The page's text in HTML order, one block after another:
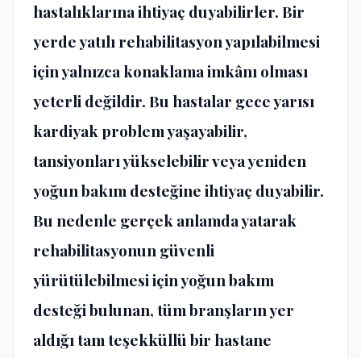
hastalıklarına ihtiyaç duyabilirler. Bir
yerde yatılı rehabilitasyon yapılabilmesi
için yalnızca konaklama imkânı olması
yeterli değildir. Bu hastalar gece yarısı
kardiyak problem yaşayabilir,
tansiyonları yükselebilir veya yeniden
yoğun bakım desteğine ihtiyaç duyabilir.
Bu nedenle gerçek anlamda yatarak
rehabilitasyonun güvenli
yürütülebilmesi için yoğun bakım
desteği bulunan, tüm branşların yer
aldığı tam teşekküllü bir hastane